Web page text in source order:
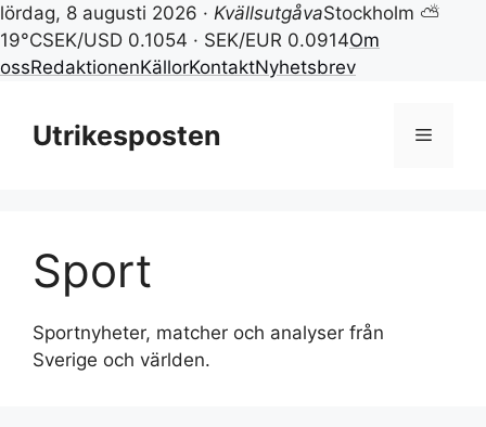
lördag, 8 augusti 2026 · KvällsutgåvaStockholm ⛅
19°CSEK/USD 0.1054 · SEK/EUR 0.0914Om
ossRedaktionenKällorKontaktNyhetsbrev
innehållUtrikesposten Meny
Sport
Sportnyheter, matcher och analyser från
Sverige och världen.